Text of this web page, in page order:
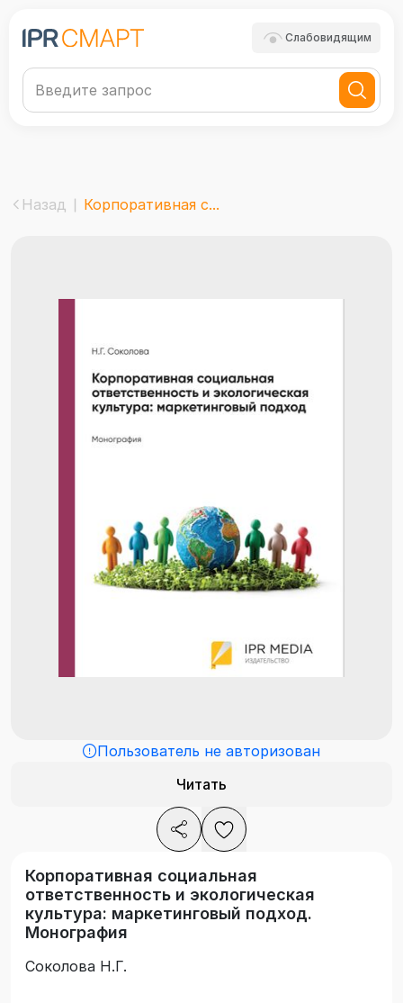
Слабовидящим
Назад Корпоративная с...
Пользователь не авторизован
Читать
Корпоративная социальная
ответственность и экологическая
культура: маркетинговый подход.
Монография
Соколова Н.Г.